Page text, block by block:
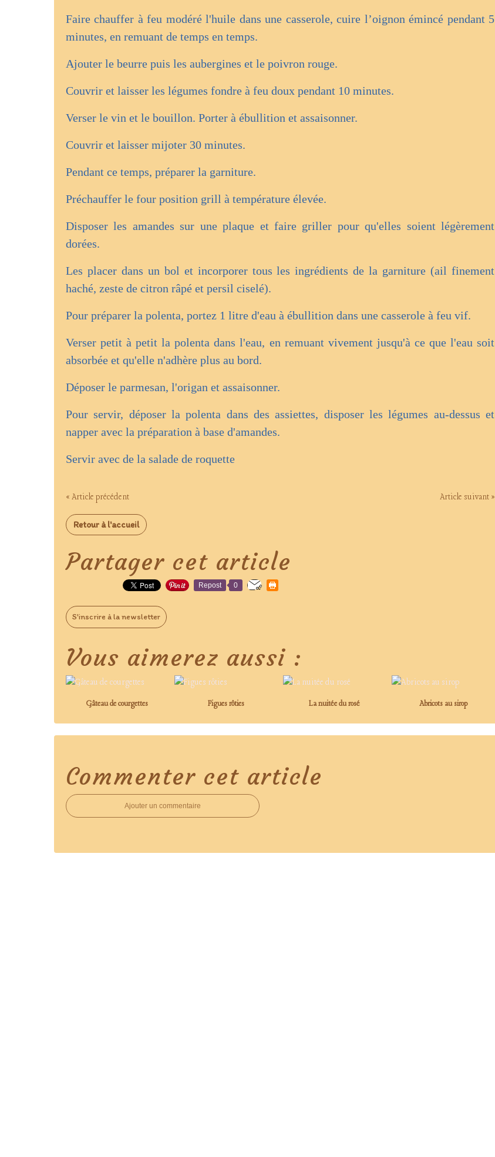
Faire chauffer à feu modéré l'huile dans une casserole, cuire l’oignon émincé pendant 5
minutes, en remuant de temps en temps.
Ajouter le beurre puis les aubergines et le poivron rouge.
Couvrir et laisser les légumes fondre à feu doux pendant 10 minutes.
Verser le vin et le bouillon. Porter à ébullition et assaisonner.
Couvrir et laisser mijoter 30 minutes.
Pendant ce temps, préparer la garniture.
Préchauffer le four position grill à température élevée.
Disposer les amandes sur une plaque et faire griller pour qu'elles soient légèrement
dorées.
Les placer dans un bol et incorporer tous les ingrédients de la garniture (ail finement
haché, zeste de citron râpé et persil ciselé).
Pour préparer la polenta, portez 1 litre d'eau à ébullition dans une casserole à feu vif.
Verser petit à petit la polenta dans l'eau, en remuant vivement jusqu'à ce que l'eau soit
absorbée et qu'elle n'adhère plus au bord.
Déposer le parmesan, l'origan et assaisonner.
Pour servir, déposer la polenta dans des assiettes, disposer les légumes au-dessus et
napper avec la préparation à base d'amandes.
Servir avec de la salade de roquette
« Article précédent Article suivant »
Retour à l'accueil
Partager cet article
Repost 0
S'inscrire à la newsletter
Vous aimerez aussi :
Gâteau de courgettes Figues rôties La nuitée du rosé Abricots au sirop
Commenter cet article
Ajouter un commentaire